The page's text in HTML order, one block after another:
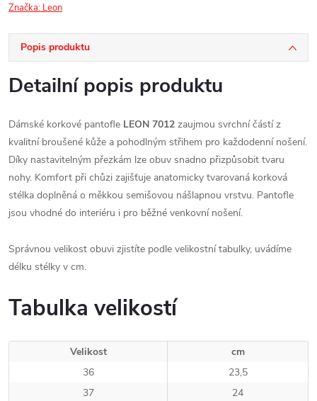
Značka: Leon
Popis produktu
Detailní popis produktu
Dámské korkové pantofle LEON 7012 zaujmou svrchní částí z
kvalitní broušené kůže a pohodlným střihem pro každodenní nošení.
Díky nastavitelným přezkám lze obuv snadno přizpůsobit tvaru
nohy. Komfort při chůzi zajišťuje anatomicky tvarovaná korková
stélka doplněná o měkkou semišovou nášlapnou vrstvu. Pantofle
jsou vhodné do interiéru i pro běžné venkovní nošení.
Správnou velikost obuvi zjistíte podle velikostní tabulky, uvádíme
délku stélky v cm.
Tabulka velikostí
Velikost
cm
36
23,5
37
24